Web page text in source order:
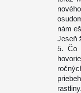
nám
Jeseň
5. Čo